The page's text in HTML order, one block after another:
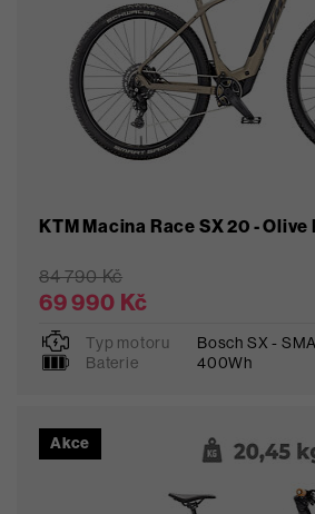
KTM Macina Race SX 20 -
84 790 Kč
69 990 Kč
Typ motoru
Bosch SX -
Baterie
400Wh
L XL
Akce